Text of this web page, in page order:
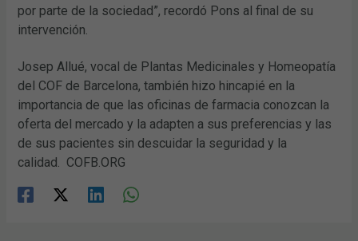
por parte de la sociedad”, recordó Pons al final de su
intervención.
Josep Allué, vocal de Plantas Medicinales y Homeopatía
del COF de Barcelona, también hizo hincapié en la
importancia de que las oficinas de farmacia conozcan la
oferta del mercado y la adapten a sus preferencias y las
de sus pacientes sin descuidar la seguridad y la
calidad. COFB.ORG